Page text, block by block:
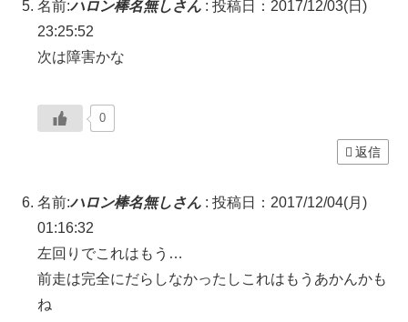
名前:ハロン棒名無しさん : 投稿日：2017/12/03(日)
23:25:52
次は障害かな
0
返信
名前:ハロン棒名無しさん : 投稿日：2017/12/04(月)
01:16:32
左回りでこれはもう…
前走は完全にだらしなかったしこれはもうあかんかも
ね